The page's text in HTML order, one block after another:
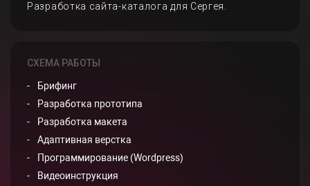
Разработка сайта-каталога для Сергея.
СХЕМА РАБОТЫ
Брифинг
Разработка прототипа
Разработка макета
Адаптивная верстка
Программирование (Wordpress)
Видеоинструкция